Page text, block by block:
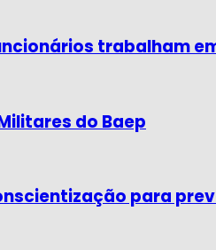
trabalham
do Baep
para